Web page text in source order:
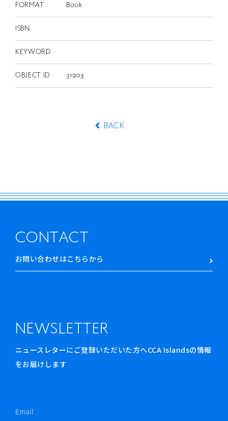
FORMAT Book
ISBN
KEYWORD
OBJECT ID 31903
BACK
CONTACT
お問い合わせはこちらから
NEWSLETTER
ニュースレターにご登録いただいた方へCCA Islandsの情報
をお届けします